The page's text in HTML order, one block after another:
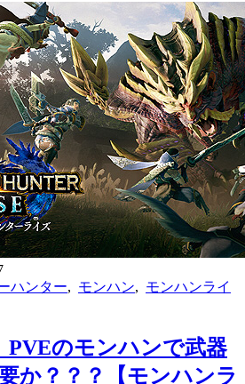
要か？？？【モンハンラ
ハンター,モンハン,モンハンライ